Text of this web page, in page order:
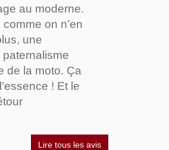
au moderne.
on n’en
une
de la moto. Ça
! Et le
Lire tous les avis